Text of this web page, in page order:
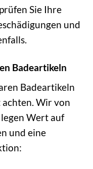
Sie Ihre
und
Badeartikeln
Badeartikeln
achten. Wir von
legen Wert auf
und eine